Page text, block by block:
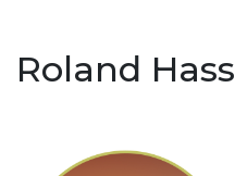
Roland Hass